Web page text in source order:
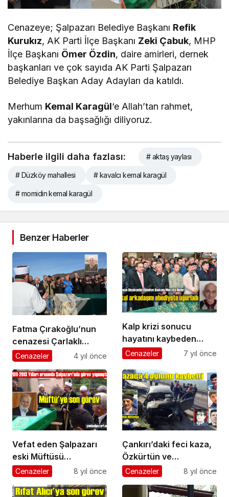
Cenazeye; Şalpazarı Belediye Başkanı Refik
Kurukız, AK Parti İlçe Başkanı Zeki Çabuk, MHP
İlçe Başkanı Ömer Özdin, daire amirleri, dernek
başkanları ve çok sayıda AK Parti Şalpazarı
Belediye Başkan Aday Adayları da katıldı.
Merhum Kemal Karagül‘e Allah’tan rahmet,
yakınlarına da başsağlığı diliyoruz.
Haberle ilgili daha fazlası: # aktaş yaylası
# Düzköy mahallesi # kavalcı kemal karagül
# momidin kemal karagül
Benzer Haberler
Fatma Çırakoğlu’nun
cenazesi Çarlaklı
Mahallesi’nde toprağa
Cenazeler 4 yıl önce
Kalp krizi sonucu
hayatını kaybeden
Vahap Uçar Samsun’da
Cenazeler 7 yıl önce
Vefat eden Şalpazarı
eski Müftüsü
Abdurrahman Küçük,
Cenazeler 8 yıl önce
Çankırı’daki feci kaza,
Özkürtün ve
Şalpazarı’na ateş
Cenazeler 8 yıl önce